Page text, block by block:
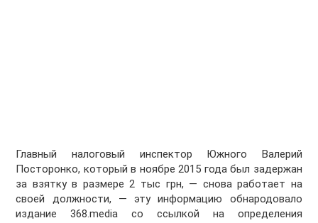
Главный налоговый инспектор Южного Валерий
Посторонко, который в ноябре 2015 года был задержан
за взятку в размере 2 тыс грн, — снова работает на
своей должности, — эту информацию обнародовало
издание 368.media со ссылкой на определения